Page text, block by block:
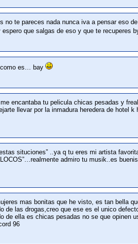
no te pareces nada nunca iva a pensar eso
espero que salgas de eso y que te recuperes
como es… bay
encantaba tu pelicula chicas pesadas y
llevar por la inmadura heredera de hotel k
situciones” ..ya q tu eres mi artista
LOCOS”…realmente admiro tu musik..es
mas bonitas que he visto, es tan bella
de las drogas,creo que ese es el unico
de ella es chicas pesadas no se que opinen
96